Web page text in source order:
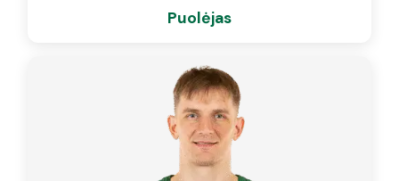
Puolėjas